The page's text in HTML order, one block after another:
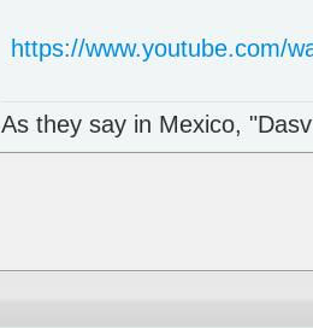
https://www.youtube.com/
As they say in Mexico,